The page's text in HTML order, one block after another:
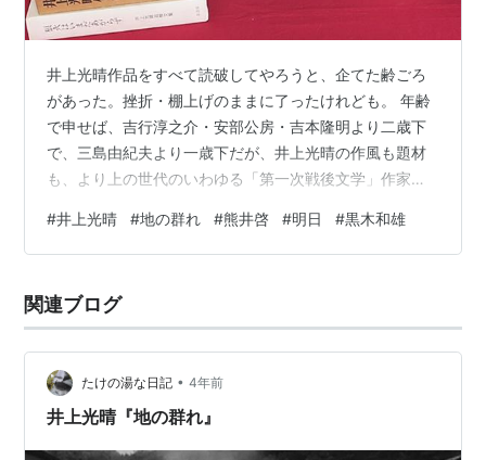
井上光晴作品をすべて読破してやろうと、企てた齢ごろ
があった。挫折・棚上げのままに了ったけれども。 年齢
で申せば、吉行淳之介・安部公房・吉本隆明より二歳下
で、三島由紀夫より一歳下だが、井上光晴の作風も題材
も、より上の世代のいわゆる「第一次戦後文学」作家た
労働者問題、被差別地区問題、原爆被災者問題、在日朝
鮮人問題などに着目して、劣悪な環境下で苦悩する底辺
の仕事量も厖大だ。 早熟な独学少年だった井上は、大学
の文学部で学んだタイプとはおよそかけ離れた、労働現
#井上光晴 #地の群れ #熊井啓 #明日 #黒木和雄
関連ブログ
たけの湯な日記 • 4年前
井上光晴『地の群れ』